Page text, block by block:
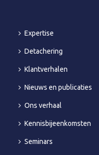
Expertise
Detachering
Klantverhalen
Nieuws en publicaties
Ons verhaal
Kennisbijeenkomsten
Seminars